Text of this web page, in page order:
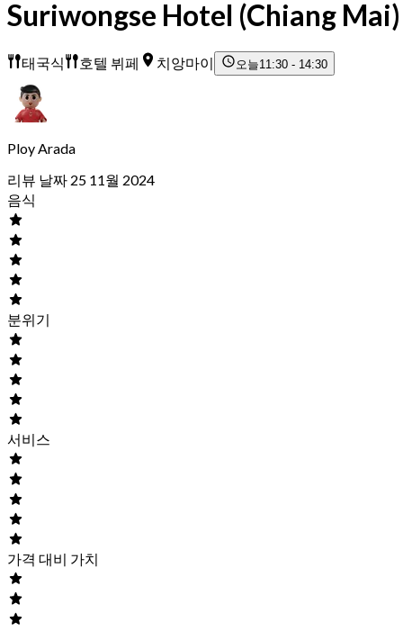
Suriwongse Hotel (Chiang Mai)
태국식 호텔 뷔페 치앙마이 오늘11:30 - 14:30
Ploy Arada
리뷰 날짜 25 11월 2024
음식
분위기
서비스
가격 대비 가치